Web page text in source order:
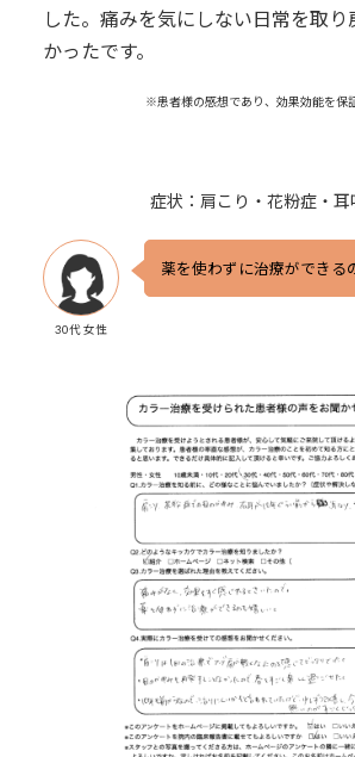
した。痛みを気にしない日常を取り
かったです。
※患者様の感想であり、効果効能を保
症状：肩こり・花粉症・耳
30代 女性
薬を使わずに治療ができる